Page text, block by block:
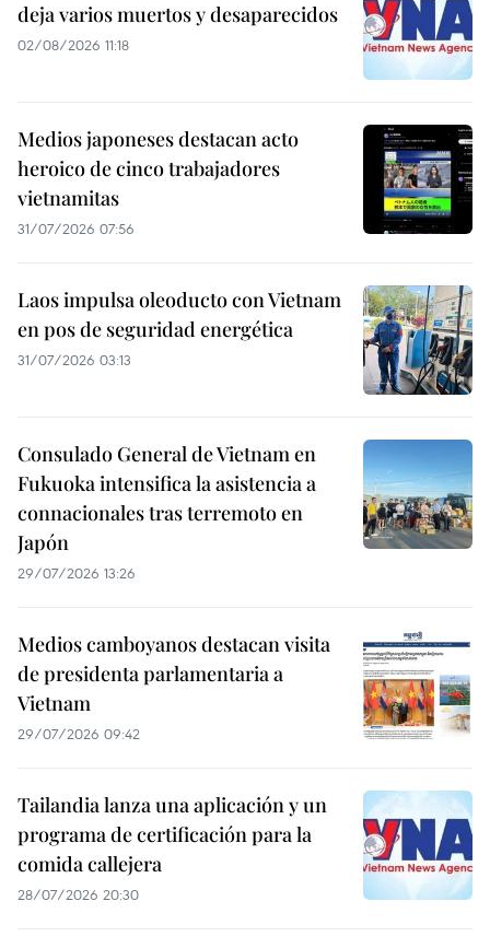
deja varios muertos y desaparecidos
02/08/2026 11:18
Medios japoneses destacan acto
heroico de cinco trabajadores
vietnamitas
31/07/2026 07:56
Laos impulsa oleoducto con Vietnam
en pos de seguridad energética
31/07/2026 03:13
Consulado General de Vietnam en
Fukuoka intensifica la asistencia a
connacionales tras terremoto en
Japón
29/07/2026 13:26
Medios camboyanos destacan visita
de presidenta parlamentaria a
Vietnam
29/07/2026 09:42
Tailandia lanza una aplicación y un
programa de certificación para la
comida callejera
28/07/2026 20:30